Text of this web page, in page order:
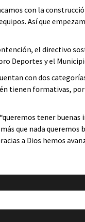
con la
Así que
el directivo
Deportes y el
con dos
tienen formativas,
tener
que nada queremos
a Dios hemos